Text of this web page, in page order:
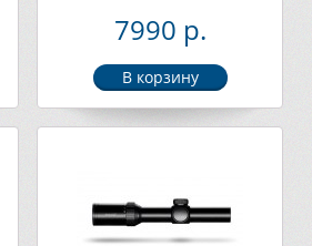
7990 р.